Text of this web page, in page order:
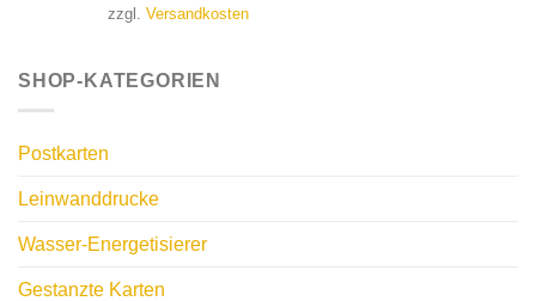
zzgl. Versandkosten
SHOP-KATEGORIEN
Postkarten
Leinwanddrucke
Wasser-Energetisierer
Gestanzte Karten